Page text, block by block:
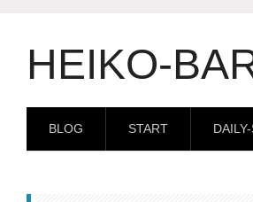
HEIKO-
BLOG START